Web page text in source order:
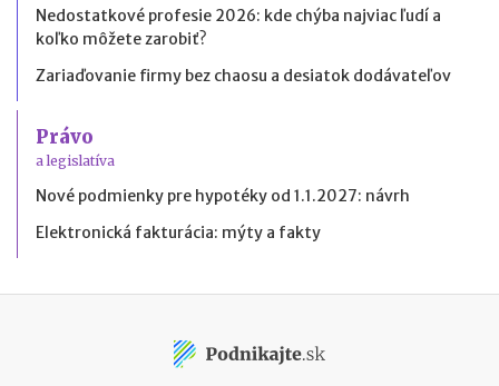
Nedostatkové profesie 2026: kde chýba najviac ľudí a
koľko môžete zarobiť?
Zariaďovanie firmy bez chaosu a desiatok dodávateľov
Právo
a legislatíva
Nové podmienky pre hypotéky od 1.1.2027: návrh
Elektronická fakturácia: mýty a fakty